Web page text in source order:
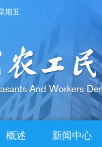
期五
概述 新闻中心